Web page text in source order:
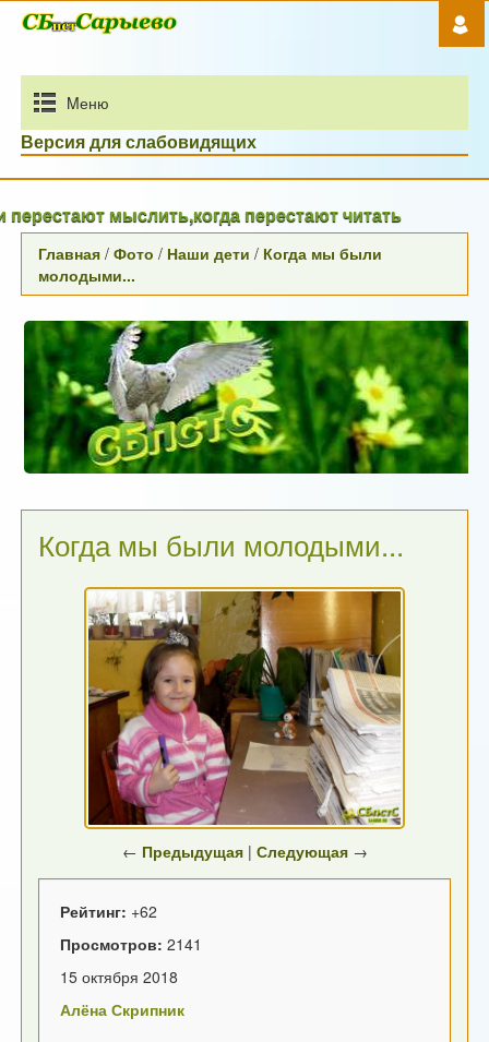
Mеню
Версия для слабовидящих
мыслить,когда перестают читать
Главная /Фото / Наши дети / Когда мы были
молодыми...
Когда мы были молодыми...
← Предыдущая| Следующая→
Рейтинг: +62
Просмотров:2141
15 октября 2018
Алёна Скрипник